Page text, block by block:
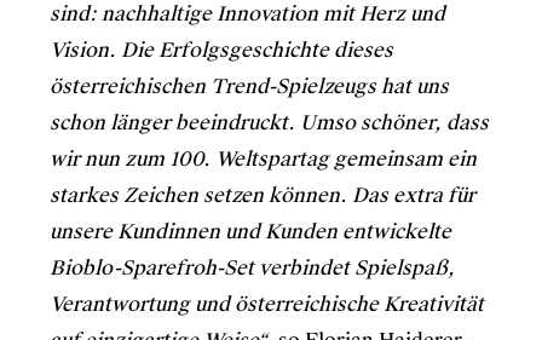
sind: nachhaltige Innovation mit Herz und
Vision. Die Erfolgsgeschichte dieses
österreichischen Trend-Spielzeugs hat uns
schon länger beeindruckt. Umso schöner, dass
wir nun zum 100. Weltspartag gemeinsam ein
starkes Zeichen setzen können. Das extra für
unsere Kundinnen und Kunden entwickelte
Bioblo-Sparefroh-Set verbindet Spielspaß,
Verantwortung und österreichische Kreativität